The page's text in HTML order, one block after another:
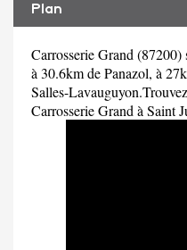
Plan
Carrosserie Grand
à 30.6km de Panazol, à
Salles-
Carrosserie Grand à Saint